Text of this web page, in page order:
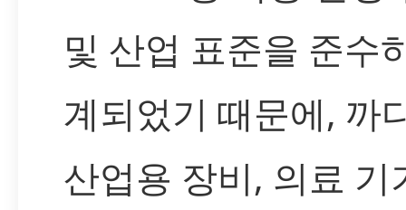
및 산업 표준을 준수
계되었기 때문에, 까
산업용 장비, 의료 기